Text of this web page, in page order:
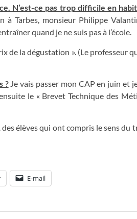
N’est-ce pas trop difficile en
à Tarbes, monsieur Philippe
quand je ne suis pas à l’école.
de la dégustation ». (Le professeur
?Je vais passer mon CAP en juin et
le « Brevet Technique des
des élèves qui ont compris le sens
E-mail